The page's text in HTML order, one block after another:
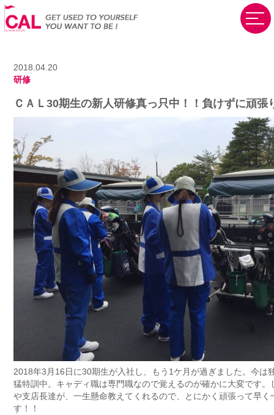
2018.04.20
研修
ＣＡＬ30期生の新人研修真っ只中！！負けずに頑張
2018年3月16日に30期生が入社し、もう1ケ月が過ぎました。今は
猛特訓中。キャディ職は専門職なので覚えるのが確かに大変です。
や支店長達が、一生懸命教えてくれるので、とにかく頑張って早く
す！！